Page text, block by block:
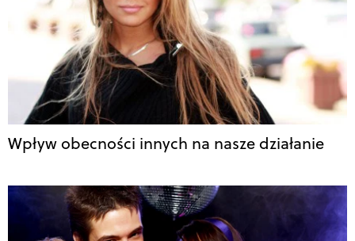
Wpływ obecności innych na nasze działanie